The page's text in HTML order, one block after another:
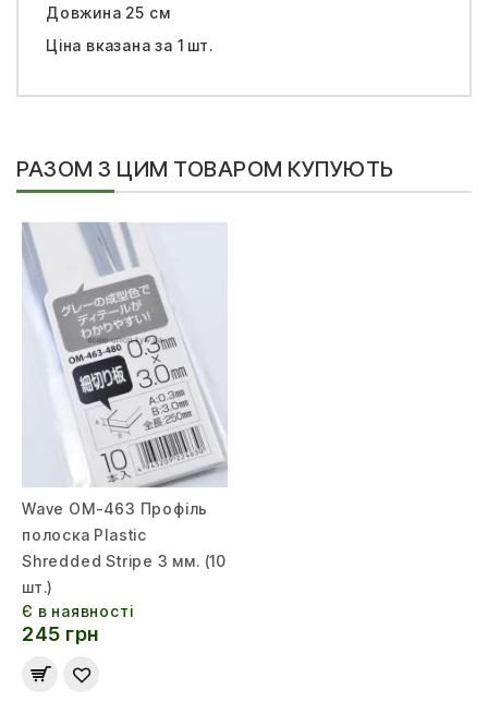
Довжина 25 см
Ціна вказана за 1 шт.
РАЗОМ З ЦИМ ТОВАРОМ КУПУЮТЬ
Wave OM-463 Профіль
полоска Plastic
Shredded Stripe 3 мм. (10
шт.)
Є в наявності
245 грн